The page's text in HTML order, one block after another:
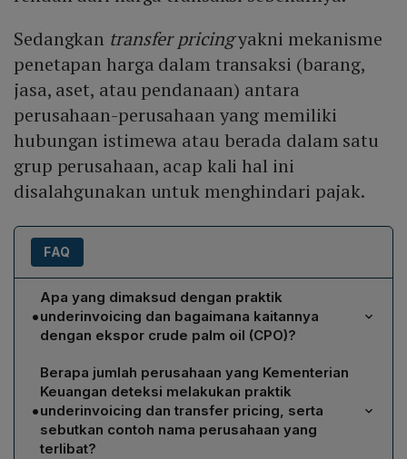
Sedangkan transfer pricingyakni mekanisme
penetapan harga dalam transaksi (barang,
jasa, aset, atau pendanaan) antara
perusahaan-perusahaan yang memiliki
hubungan istimewa atau berada dalam satu
grup perusahaan, acap kali hal ini
disalahgunakan untuk menghindari pajak.
FAQ
•
Apa yang dimaksud dengan praktik
underinvoicing dan bagaimana kaitannya
dengan ekspor crude palm oil (CPO)?
Underinvoicing adalah kecurangan perdagangan
internasional di mana nilai barang dalam invoice
dilaporkan lebih rendah daripada harga transaksi
sesungguhnya. Dalam konteks ekspor CPO, praktik ini
dapat menurunkan nilai ekspor yang tercatat, sehingga
•
Berapa jumlah perusahaan yang Kementerian
Keuangan deteksi melakukan praktik
underinvoicing dan transfer pricing, serta
sebutkan contoh nama perusahaan yang
terlibat?